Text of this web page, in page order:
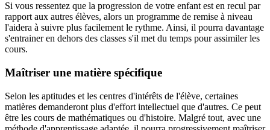
Si vous ressentez que la progression de votre enfant est en recul par
rapport aux autres élèves, alors un programme de remise à niveau
l'aidera à suivre plus facilement le rythme. Ainsi, il pourra davantage
s'entrainer en dehors des classes s'il met du temps pour assimiler les
cours.
Maîtriser une matière spécifique
Selon les aptitudes et les centres d'intérêts de l'élève, certaines
matières demanderont plus d'effort intellectuel que d'autres. Ce peut
être les cours de mathématiques ou d'histoire. Malgré tout, avec une